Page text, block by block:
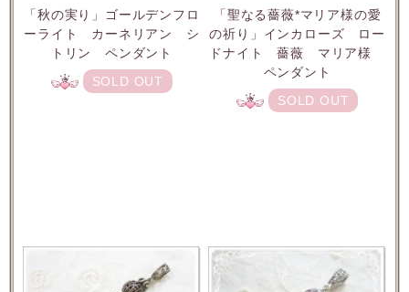
「秋の実り」ゴールデンフロ
ーライト カーネリアン シ
トリン ペンダント
SOLD OUT
「聖なる薔薇*マリア様の愛
の祈り」インカローズ ロー
ドナイト 薔薇 マリア様
ペンダント
SOLD OUT